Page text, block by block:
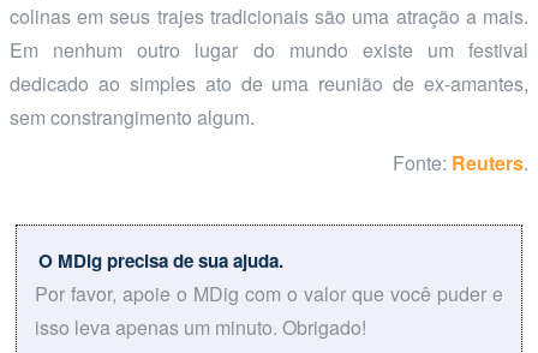
colinas em seus trajes tradicionais são uma atração a mais.
Em nenhum outro lugar do mundo existe um festival
dedicado ao simples ato de uma reunião de ex-amantes,
sem constrangimento algum.
Fonte: Reuters.
O MDig precisa de sua ajuda.
Por favor, apoie o MDig com o valor que você puder e
isso leva apenas um minuto. Obrigado!